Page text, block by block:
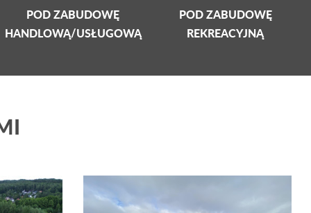
POD ZABUDOWĘ
HANDLOWĄ/USŁUGOWĄ
POD ZABUDOWĘ
REKREACYJNĄ